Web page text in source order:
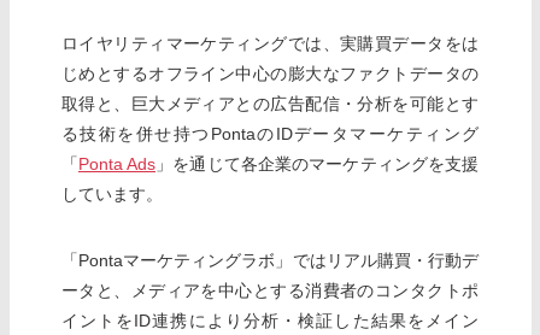
ロイヤリティマーケティングでは、実購買データをは
じめとするオフライン中心の膨大なファクトデータの
取得と、巨大メディアとの広告配信・分析を可能とす
る技術を併せ持つPontaのIDデータマーケティング
「Ponta Ads 」を通じて各企業のマーケティングを支援
しています。
「Pontaマーケティングラボ」ではリアル購買・行動デ
ータと、メディアを中心とする消費者のコンタクトポ
イントをID連携により分析・検証した結果をメイン